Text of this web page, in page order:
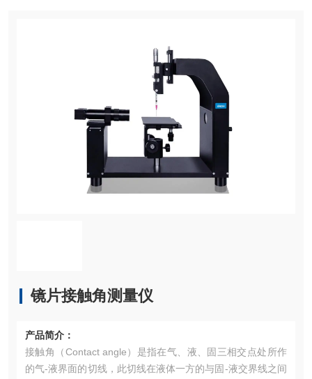
镜片接触角测量仪
产品简介：
接触角（Contact angle）是指在气、液、固三相交点处所作
的气-液界面的切线，此切线在液体一方的与固-液交界线之间